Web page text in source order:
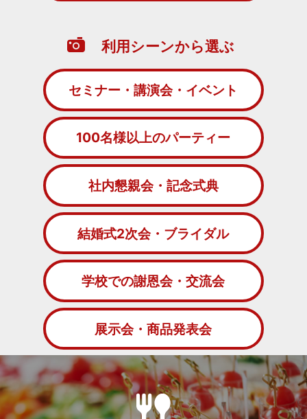
利用シーンから選ぶ
セミナー・講演会・イベント
100名様以上のパーティー
社内懇親会・記念式典
結婚式2次会・ブライダル
学校での謝恩会・交流会
展示会・商品発表会